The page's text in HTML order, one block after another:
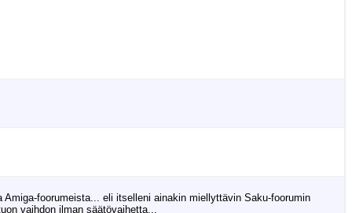
foorumeista... eli itselleni ainakin miellyttävin Saku-foorumin
vaihdon ilman säätövaihetta...